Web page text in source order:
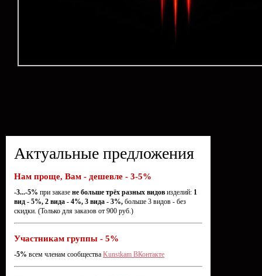
Актуальные предложения
Нам проще, Вам - дешевле - 3-5%
-3...-5% при заказе не больше трёх разных видов изделий: 1
вид - 5%, 2 вида - 4%, 3 вида - 3%, больше 3 видов - без
скидки. (Только для заказов от 900 руб.)
Участникам группы - 5%
-5% всем членам сообщества Kunstkam ВКонтакте